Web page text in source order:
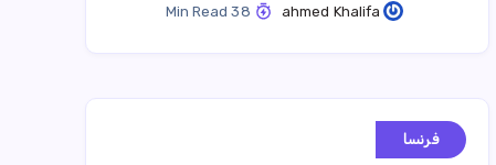
ahmed Khalifa
فرنسا